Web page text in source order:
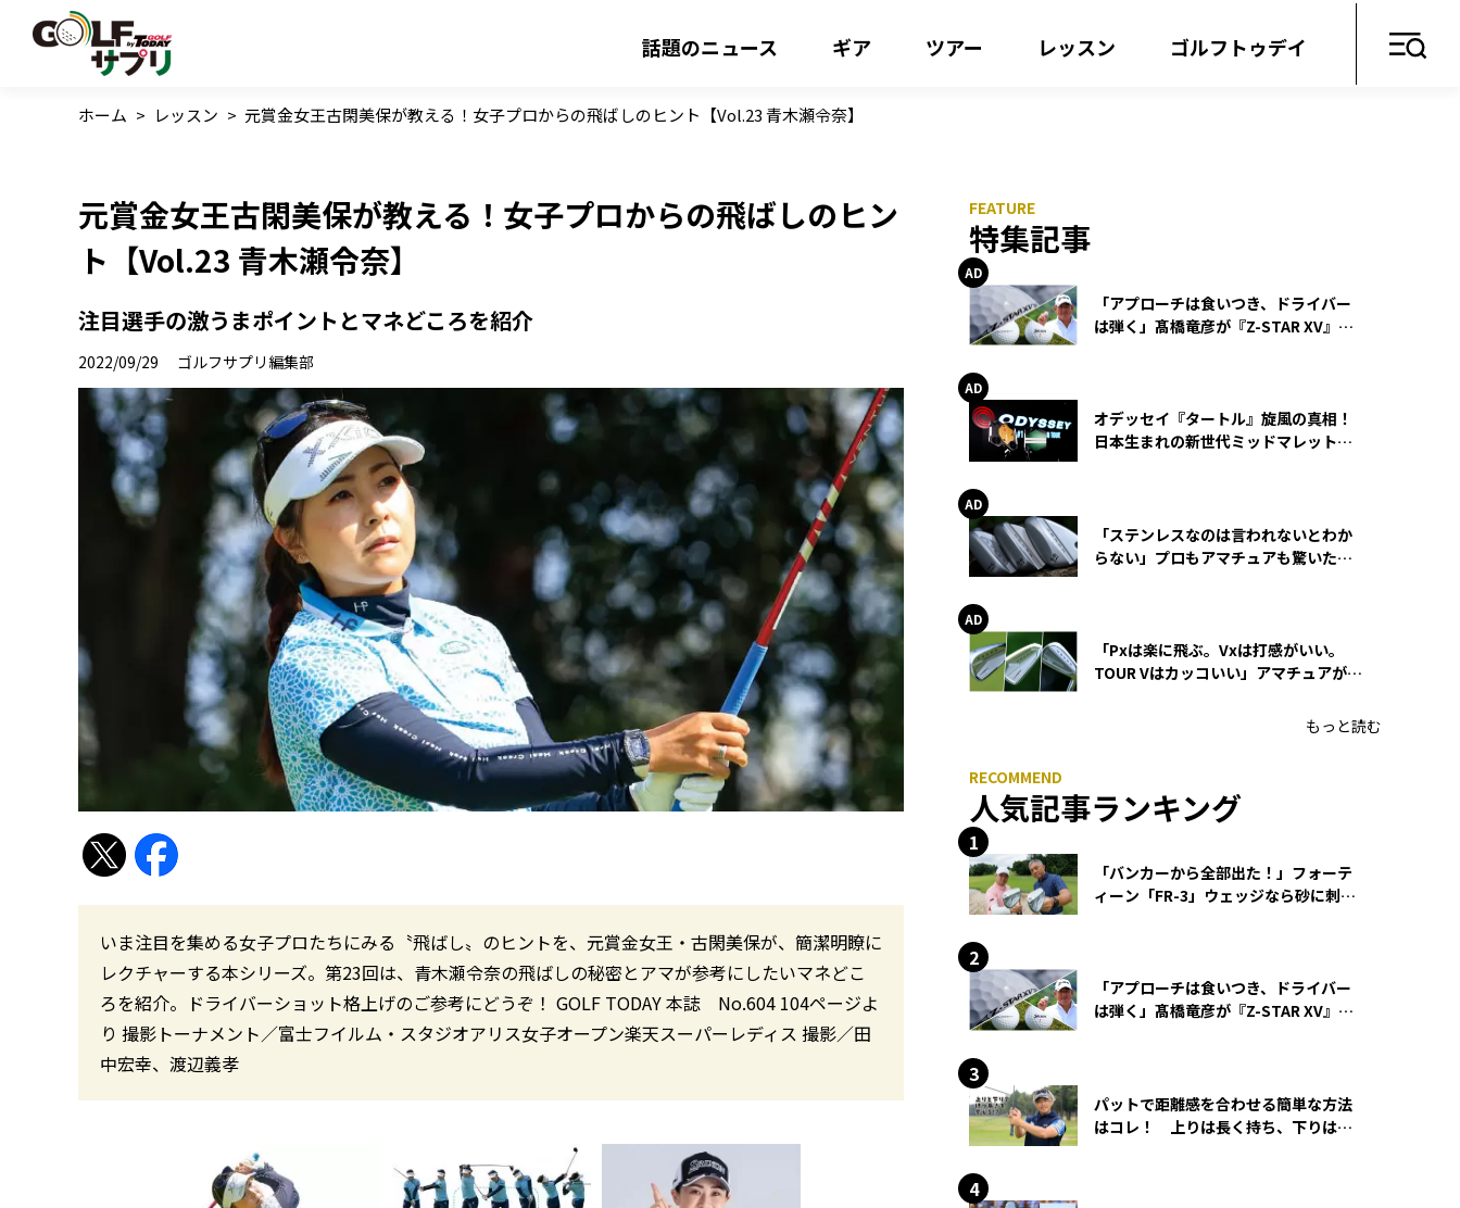
話題のニュース ギア ツアー レッスン ゴルフトゥデイ
ホーム > レッスン > 元賞金女王古閑美保が教える！女子プロからの飛ばしのヒント【Vol.23 青木瀬令奈】
元賞金女王古閑美保が教える！女子プロからの飛ばしのヒン
ト【Vol.23 青木瀬令奈】
注目選手の激うまポイントとマネどころを紹介
2022/09/29 ゴルフサプリ編集部
いま注目を集める女子プロたちにみる〝飛ばし〟のヒントを、元賞金女王・古閑美保が、簡潔明瞭に
レクチャーする本シリーズ。第23回は、青木瀬令奈の飛ばしの秘密とアマが参考にしたいマネどこ
ろを紹介。ドライバーショット格上げのご参考にどうぞ！ GOLF TODAY 本誌 No.604 104ページよ
り 撮影トーナメント／富士フイルム・スタジオアリス女子オープン楽天スーパーレディス 撮影／田
中宏幸、渡辺義孝
特集記事
「アプローチは食いつき、ドライバー
は弾く」髙橋竜彦が『Z-STAR XV』を
オデッセイ『タートル』旋風の真相！
日本生まれの新世代ミッドマレットが
「ステンレスなのは言われないとわか
らない」プロもアマチュアも驚いた
「Pxは楽に飛ぶ。Vxは打感がいい。
TOUR Vはカッコいい」アマチュアが選
もっと読む
人気記事ランキング
「バンカーから全部出た！」フォーテ
ィーン「FR-3」ウェッジなら砂に刺さ
「アプローチは食いつき、ドライバー
は弾く」髙橋竜彦が『Z-STAR XV』を
パットで距離感を合わせる簡単な方法
はコレ！ 上りは長く持ち、下りは短